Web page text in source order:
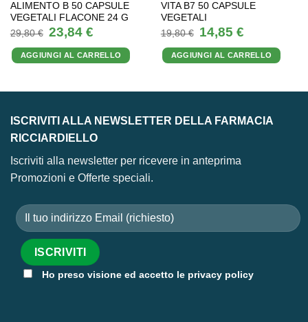
ALIMENTO B 50 CAPSULE
VEGETALI FLACONE 24 G
29,80€
Il
prezzo
originale
era:
29,80 €.
23,84 €Il
prezzo
attuale
è:
23,84 €.
AGGIUNGI AL CARRELLO
VITA B7 50 CAPSULE
VEGETALI
19,80€
Il
prezzo
originale
era:
19,80 €.
14,85 €Il
prezzo
attuale
è:
14,85 €.
AGGIUNGI AL CARRELLO
ISCRIVITI ALLA NEWSLETTER DELLA FARMACIA
RICCIARDIELLO
Iscriviti alla newsletter per ricevere in anteprima
Promozioni e Offerte speciali.
Ho preso visione ed accetto le privacy policy